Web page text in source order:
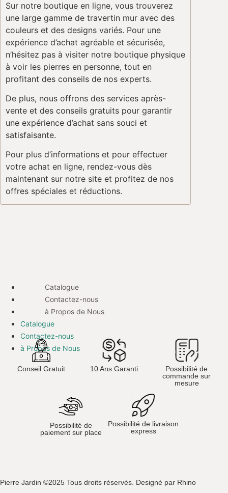
Sur notre boutique en ligne, vous trouverez
une large gamme de travertin mur avec des
couleurs et des designs variés. Pour une
expérience d’achat agréable et sécurisée,
n’hésitez pas à visiter notre boutique physique
à voir les pierres en personne, tout en
profitant des conseils de nos experts.
De plus, nous offrons des services après-
vente et des conseils gratuits pour garantir
une expérience d’achat sans souci et
satisfaisante.
Pour plus d’informations et pour effectuer
votre achat en ligne, rendez-vous dès
maintenant sur notre site et profitez de nos
offres spéciales et réductions.
Catalogue
Contactez-nous
à Propos de Nous
Catalogue
Contactez-nous
à Propos de Nous
Conseil Gratuit 10 Ans Garanti
Possibilité de
commande sur
mesure
Possibilité de
paiement sur place
Possibilité de livraison
express
Pierre Jardin ©2025 Tous droits réservés. Designé par Rhino